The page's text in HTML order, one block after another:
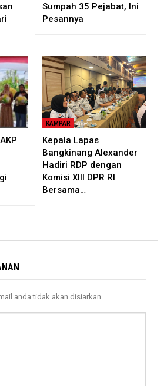
Sumpah 35 Pejabat, Ini
Pesannya
KAMPAR
Kepala Lapas
Bangkinang Alexander
Hadiri RDP dengan
Komisi XIII DPR RI
Bersama…
anda tidak akan disiarkan.